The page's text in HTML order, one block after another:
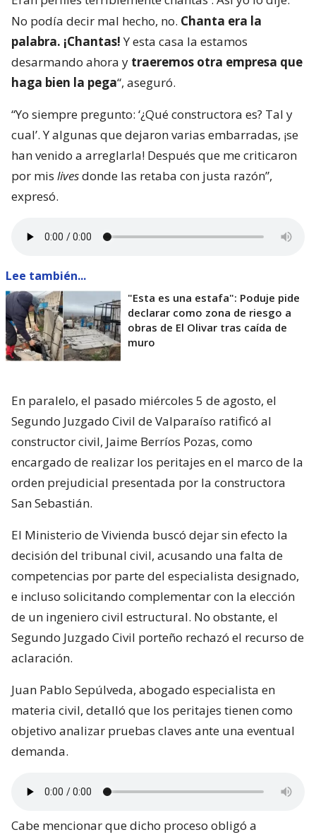
No podía decir mal hecho, no. Chanta era la
palabra. ¡Chantas!Y esta casa la estamos
desarmando ahora y traeremos otra empresa que
haga bien la pega“, aseguró.
“Yo siempre pregunto: ‘¿Qué constructora es? Tal y
cual’. Y algunas que dejaron varias embarradas, ¡se
han venido a arreglarla! Después que me criticaron
por mis livesdonde las retaba con justa razón”,
expresó.
Lee también...
"Esta es una estafa": Poduje pide
declarar como zona de riesgo a
obras de El Olivar tras caída de
muro
En paralelo, el pasado miércoles 5 de agosto, el
Segundo Juzgado Civil de Valparaíso ratificó al
constructor civil, Jaime Berríos Pozas, como
encargado de realizar los peritajes en el marco de la
orden prejudicial presentada por la constructora
San Sebastián.
El Ministerio de Vivienda buscó dejar sin efecto la
decisión del tribunal civil, acusando una falta de
competencias por parte del especialista designado,
e incluso solicitando complementar con la elección
de un ingeniero civil estructural. No obstante, el
Segundo Juzgado Civil porteño rechazó el recurso de
aclaración.
Juan Pablo Sepúlveda, abogado especialista en
materia civil, detalló que los peritajes tienen como
objetivo analizar pruebas claves ante una eventual
demanda.
Cabe mencionar que dicho proceso obligó a